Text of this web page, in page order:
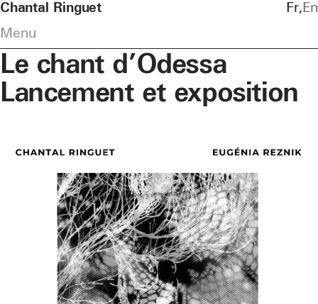
Chantal Ringuet
Menu
Fr En
Le chant d’Odessa
Lancement et exposition